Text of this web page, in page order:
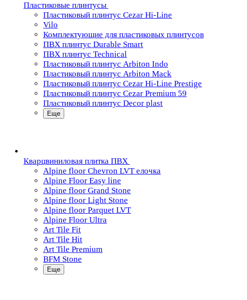
Пластиковые плинтусы
Пластиковый плинтус Cezar Hi-Line
Vilo
Комплектующие для пластиковых плинтусов
ПВХ плинтус Durable Smart
ПВХ плинтус Technical
Пластиковый плинтус Arbiton Indo
Пластиковый плинтус Arbiton Mack
Пластиковый плинтус Cezar Hi-Line Prestige
Пластиковый плинтус Cezar Premium 59
Пластиковый плинтус Decor plast
Еще
Кварцвиниловая плитка ПВХ
Alpine floor Chevron LVT елочка
Alpine Floor Easy line
Alpine floor Grand Stone
Alpine floor Light Stone
Alpine floor Parquet LVT
Alpine Floor Ultra
Art Tile Fit
Art Tile Hit
Art Tile Premium
BFM Stone
Еще